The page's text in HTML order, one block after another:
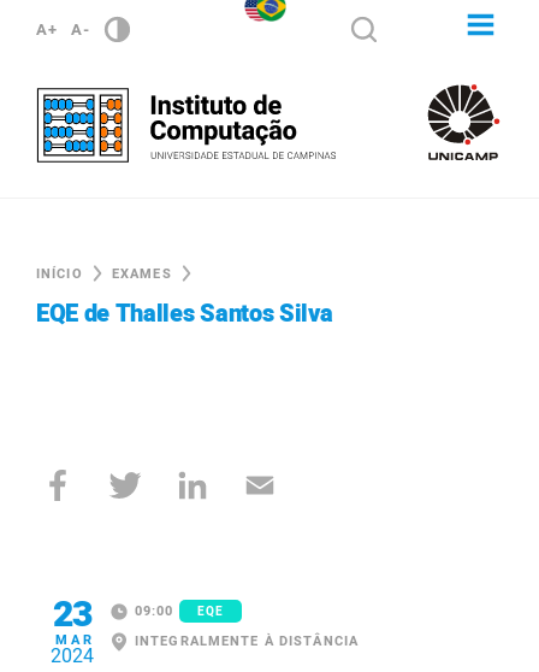
A+ A-
INÍCIO EXAMES
EQE de Thalles Santos Silva
23
MAR
2024
09:00 EQE
INTEGRALMENTE À DISTÂNCIA